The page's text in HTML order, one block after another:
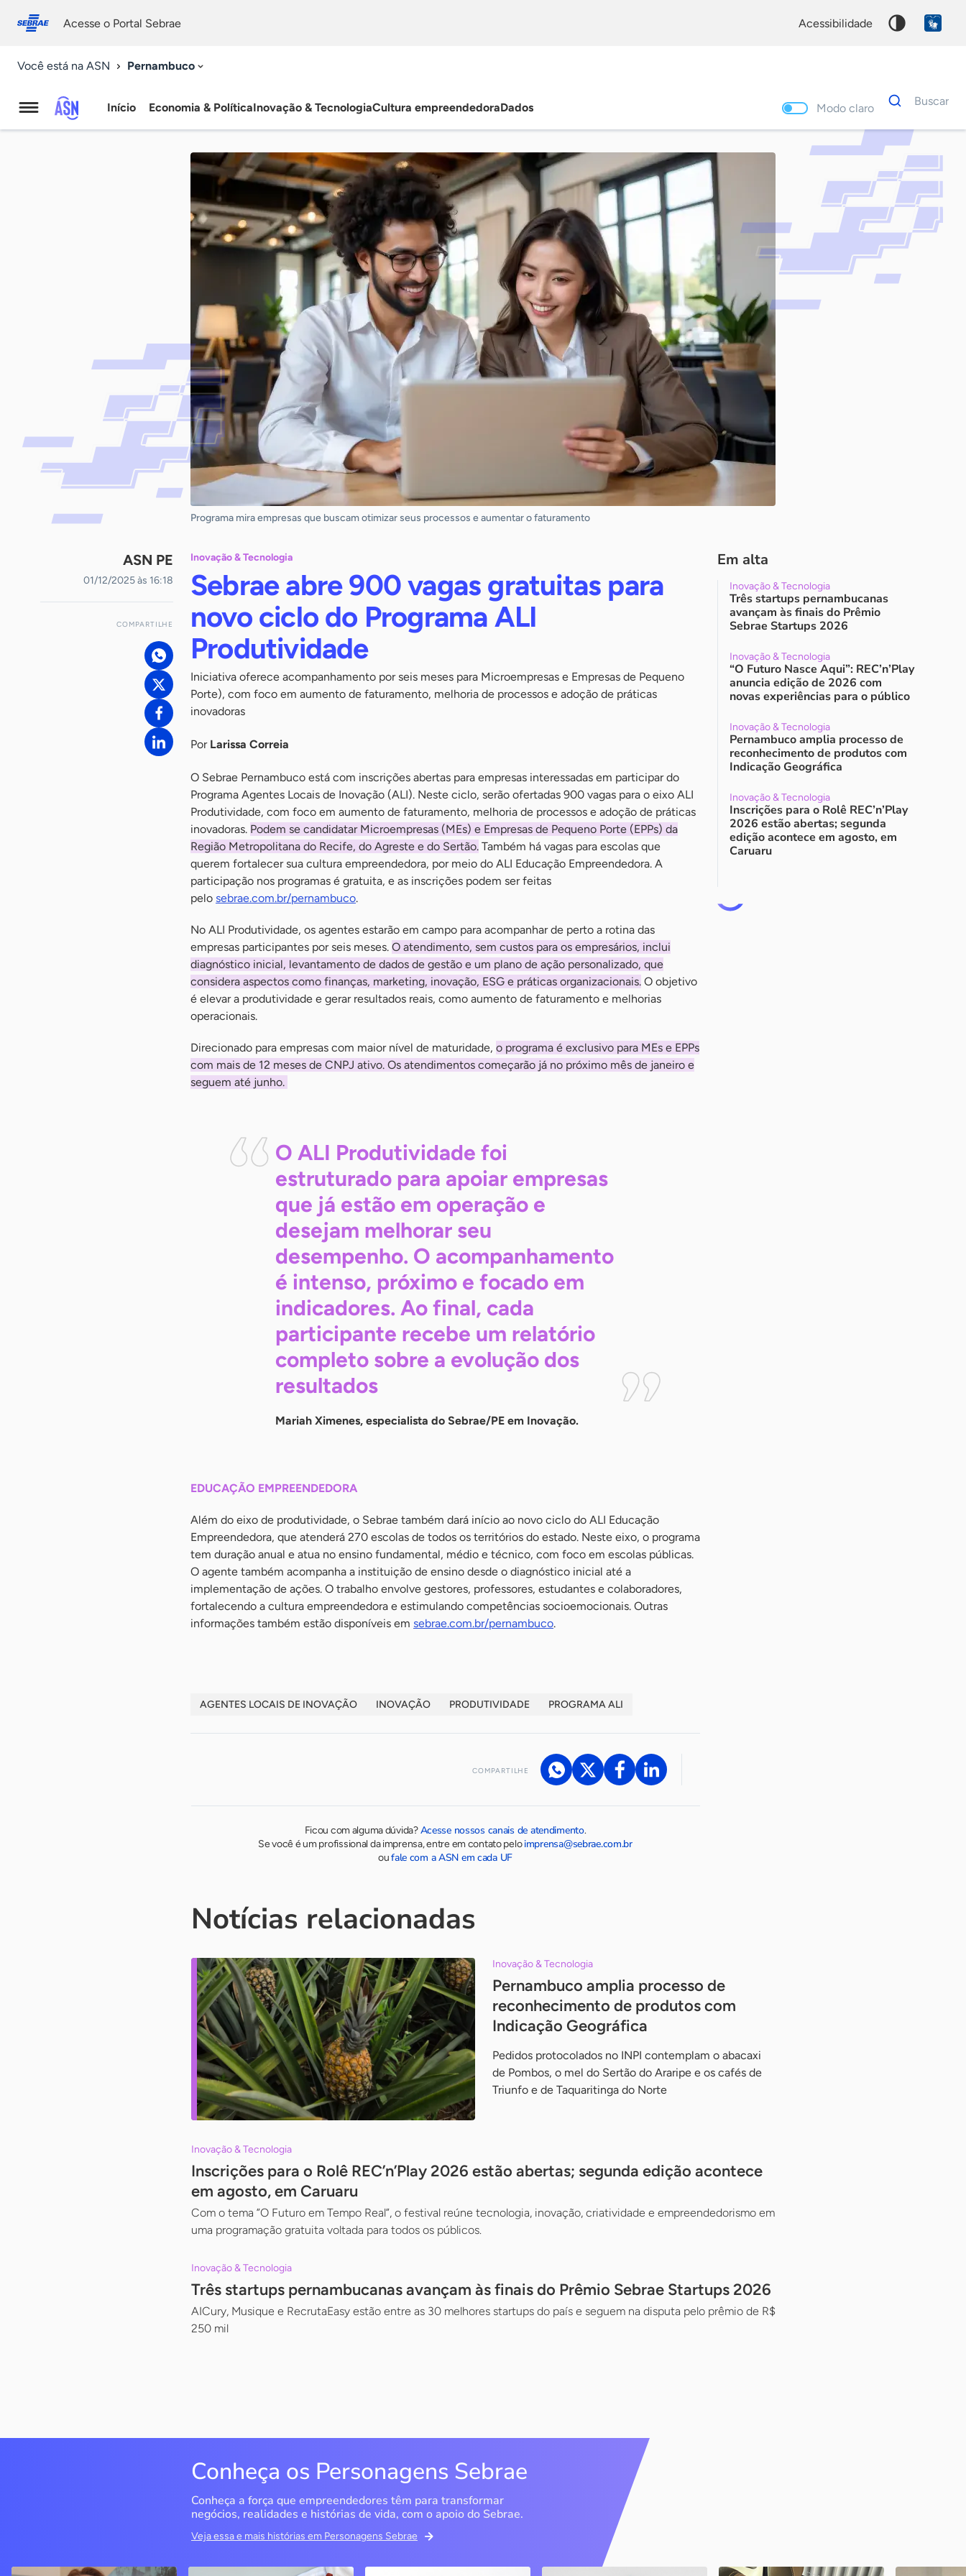
conosco
Acesse o Portal Sebrae acessibilidade
Você está na ASN Pernambuco
Agência
Início Economia & PolíticaInovação & TecnologiaCultura empreendedoraDados Modo claro
Dados
para
Buscar
Palavra
chave
Programa mira empresas que buscam otimizar seus processos e aumentar o faturamento
ASN PE
01/12/2025 às 16:18
COMPARTILHE
Inovação & Tecnologia
Sebrae abre 900 vagas gratuitas para
novo ciclo do Programa ALI
Produtividade
Iniciativa oferece acompanhamento por seis meses para Microempresas e Empresas de Pequeno
Porte), com foco em aumento de faturamento, melhoria de processos e adoção de práticas
inovadoras
Por Larissa Correia
O Sebrae Pernambuco está com inscrições abertas para empresas interessadas em participar do
Programa Agentes Locais de Inovação (ALI). Neste ciclo, serão ofertadas 900 vagas para o eixo ALI
Produtividade, com foco em aumento de faturamento, melhoria de processos e adoção de práticas
inovadoras. Podem se candidatar Microempresas (MEs) e Empresas de Pequeno Porte (EPPs) da
Região Metropolitana do Recife, do Agreste e do Sertão. Também há vagas para escolas que
querem fortalecer sua cultura empreendedora, por meio do ALI Educação Empreendedora. A
participação nos programas é gratuita, e as inscrições podem ser feitas
pelo sebrae.com.br/pernambuco.
No ALI Produtividade, os agentes estarão em campo para acompanhar de perto a rotina das
empresas participantes por seis meses. O atendimento, sem custos para os empresários, inclui
diagnóstico inicial, levantamento de dados de gestão e um plano de ação personalizado, que
considera aspectos como finanças, marketing, inovação, ESG e práticas organizacionais. O objetivo
é elevar a produtividade e gerar resultados reais, como aumento de faturamento e melhorias
operacionais.
Direcionado para empresas com maior nível de maturidade, o programa é exclusivo para MEs e EPPs
com mais de 12 meses de CNPJ ativo. Os atendimentos começarão já no próximo mês de janeiro e
seguem até junho.
O ALI Produtividade foi
estruturado para apoiar empresas
que já estão em operação e
desejam melhorar seu
desempenho. O acompanhamento
é intenso, próximo e focado em
indicadores. Ao final, cada
participante recebe um relatório
completo sobre a evolução dos
resultados
Mariah Ximenes, especialista do Sebrae/PE em Inovação.
EDUCAÇÃO EMPREENDEDORA
Além do eixo de produtividade, o Sebrae também dará início ao novo ciclo do ALI Educação
Empreendedora, que atenderá 270 escolas de todos os territórios do estado. Neste eixo, o programa
tem duração anual e atua no ensino fundamental, médio e técnico, com foco em escolas públicas.
O agente também acompanha a instituição de ensino desde o diagnóstico inicial até a
implementação de ações. O trabalho envolve gestores, professores, estudantes e colaboradores,
fortalecendo a cultura empreendedora e estimulando competências socioemocionais. Outras
informações também estão disponíveis em sebrae.com.br/pernambuco.
AGENTES LOCAIS DE INOVAÇÃO INOVAÇÃO PRODUTIVIDADE PROGRAMA ALI
COMPARTILHE
Ficou com alguma dúvida?Acesse nossos canais de atendimento.
Se você é um profissional da imprensa, entre em contato peloimprensa@sebrae.com.br
oufale com a ASN em cada UF
Em alta
Inovação & Tecnologia
Três startups pernambucanas
avançam às finais do Prêmio
Sebrae Startups 2026
Inovação & Tecnologia
“O Futuro Nasce Aqui”: REC’n’Play
anuncia edição de 2026 com
novas experiências para o público
Inovação & Tecnologia
Pernambuco amplia processo de
reconhecimento de produtos com
Indicação Geográfica
Inovação & Tecnologia
Inscrições para o Rolê REC’n’Play
2026 estão abertas; segunda
edição acontece em agosto, em
Caruaru
Notícias relacionadas
Inovação & Tecnologia
Pernambuco amplia processo de
reconhecimento de produtos com
Indicação Geográfica
Pedidos protocolados no INPI contemplam o abacaxi
de Pombos, o mel do Sertão do Araripe e os cafés de
Triunfo e de Taquaritinga do Norte
Inovação & Tecnologia
Inscrições para o Rolê REC’n’Play 2026 estão abertas; segunda edição acontece
em agosto, em Caruaru
Com o tema ”O Futuro em Tempo Real”, o festival reúne tecnologia, inovação, criatividade e empreendedorismo em
uma programação gratuita voltada para todos os públicos.
Inovação & Tecnologia
Três startups pernambucanas avançam às finais do Prêmio Sebrae Startups 2026
AICury, Musique e RecrutaEasy estão entre as 30 melhores startups do país e seguem na disputa pelo prêmio de R$
250 mil
Conheça os Personagens Sebrae
Conheça a força que empreendedores têm para transformar
negócios, realidades e histórias de vida, com o apoio do Sebrae.
Veja essa e mais histórias em Personagens Sebrae